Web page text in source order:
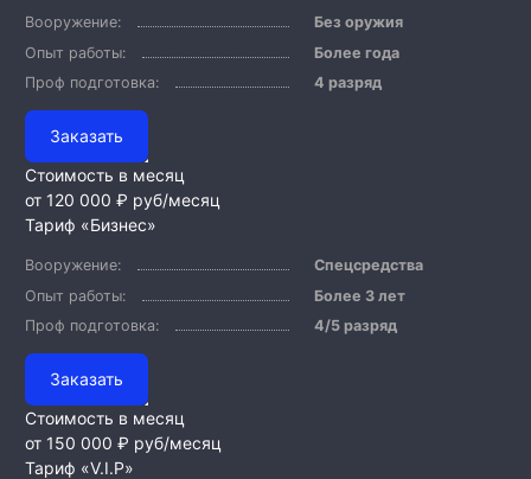
Вооружение:
Без оружия
Опыт работы:
Более года
Проф подготовка:
4 разряд
Заказать
Стоимость в месяц
от 120 000 ₽ руб/месяц
Тариф «Бизнес»
Вооружение:
Спецсредства
Опыт работы:
Более 3 лет
Проф подготовка:
4/5 разряд
Заказать
Стоимость в месяц
от 150 000 ₽ руб/месяц
Тариф «V.I.P»